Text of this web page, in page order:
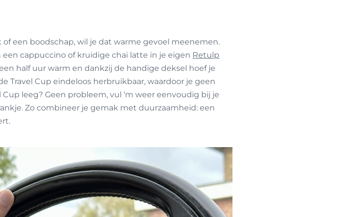
een boodschap, wil je dat warme gevoel meenemen.
cappuccino of kruidige chai latte in je eigen Retulp
half uur warm en dankzij de handige deksel hoef je
Travel Cup eindeloos herbruikbaar, waardoor je geen
leeg? Geen probleem, vul ‘m weer eenvoudig bij je
Zo combineer je gemak met duurzaamheid: een